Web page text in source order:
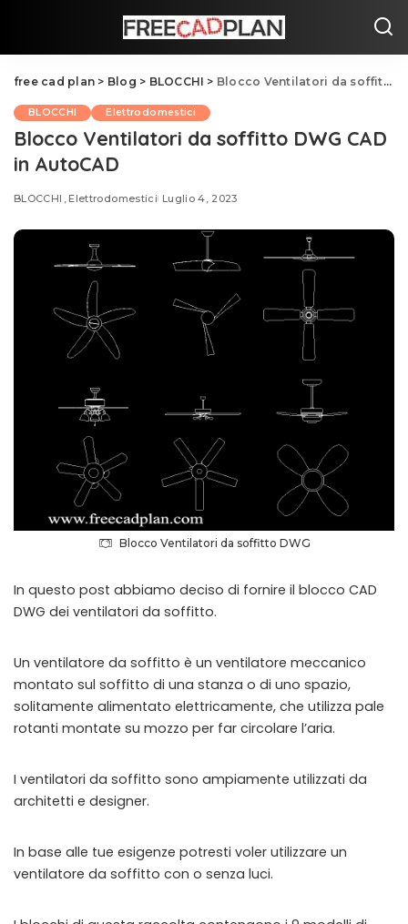
free cad plan > Blog > BLOCCHI > Blocco Ventilatori da soffitto DWG CAD in AutoCAD
BLOCCHI Elettrodomestici
Blocco Ventilatori da soffitto DWG CAD
in AutoCAD
BLOCCHI Elettrodomestici Luglio 4, 2023
Blocco Ventilatori da soffitto DWG
In questo post abbiamo deciso di fornire il blocco CAD
DWG dei ventilatori da soffitto.
Un ventilatore da soffitto è un ventilatore meccanico
montato sul soffitto di una stanza o di uno spazio,
solitamente alimentato elettricamente, che utilizza pale
rotanti montate su mozzo per far circolare l’aria.
I ventilatori da soffitto sono ampiamente utilizzati da
architetti e designer.
In base alle tue esigenze potresti voler utilizzare un
ventilatore da soffitto con o senza luci.